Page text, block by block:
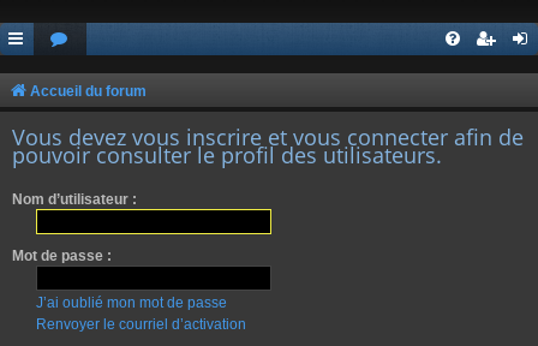
Accueil du forum
Vous devez vous inscrire et vous connecter afin de
pouvoir consulter le profil des utilisateurs.
Nom d’utilisateur :
Mot de passe :
J’ai oublié mon mot de passe
Renvoyer le courriel d’activation